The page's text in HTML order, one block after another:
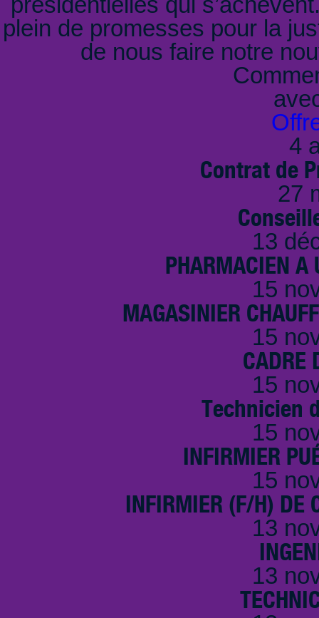
plein de promesses pour la
de nous faire notre
4
Contrat de
27
13
PHARMACIEN A
15
MAGASINIER
15
CADRE
15
Technicien
15
INFIRMIER
15
INFIRMIER (F/H) DE
13
13